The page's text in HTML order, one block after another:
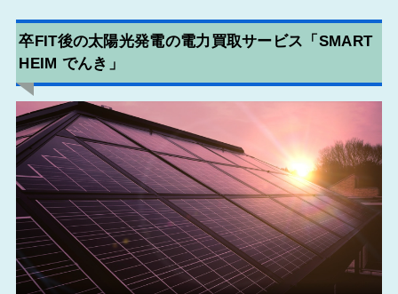
卒FIT後の太陽光発電の電力買取サービス「SMART
HEIM でんき」